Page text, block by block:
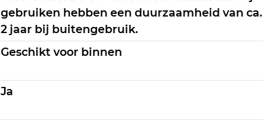
gebruiken hebben een duurzaamheid van ca.
2 jaar bij buitengebruik.
Geschikt voor binnen
Ja